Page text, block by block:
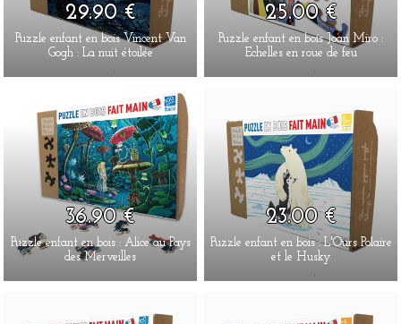
29.90 €
Puzzle enfant en bois Vincent Van
Gogh : La nuit étoilée
25.00 €
Puzzle enfant en bois Joan Miro :
Echelles en roue de feu
36.90 €
Puzzle enfant en bois : Alice au Pays
des Merveilles
23.00 €
Puzzle enfant en bois : L'Ours Polaire
et le Husky